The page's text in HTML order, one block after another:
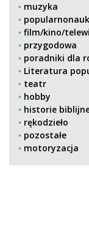
muzyka
film/kino/
przygodowa
poradniki dla
Literatura
teatr
hobby
historie
rękodzieło
pozostałe
motoryzacja